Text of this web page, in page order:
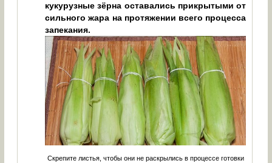
кукурузные зёрна оставались прикрытыми от
сильного жара на протяжении всего процесса
запекания.
Скрепите листья, чтобы они не раскрылись в процессе готовки